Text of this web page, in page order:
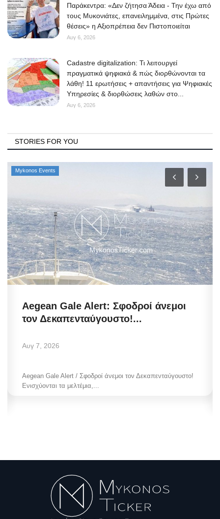
Παράκεντρα: «Δεν ζήτησα Άδεια - Την έχω από
τους Μυκονιάτες, επανειλημμένα, στις Πρώτες
θέσεις» η Αξιοπρέπεια δεν Πιστοποιείται
Αυγ 6, 2026
Cadastre digitalization: Τι λειτουργεί
πραγματικά ψηφιακά & πώς διορθώνονται τα
λάθη! 11 ερωτήσεις + απαντήσεις για Ψηφιακές
Υπηρεσίες & διορθώσεις λαθών στο...
Αυγ 6, 2026
STORIES FOR YOU
Mykonos Events
Aegean Gale Alert: Σφοδροί άνεμοι
τον Δεκαπενταύγουστο!...
Αυγ 7, 2026
Aegean Gale Alert / Σφοδροί άνεμοι τον Δεκαπενταύγουστο!
Ενισχύονται τα μελτέμια,...